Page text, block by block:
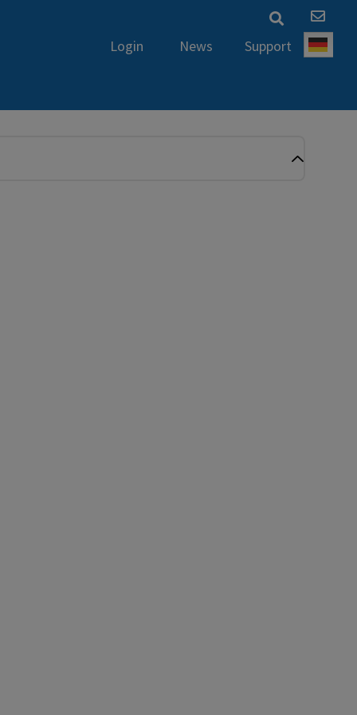
Login News Support